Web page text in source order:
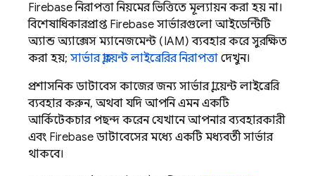
Firebaseনিরাপত্তা নিয়মের ভিত্তিতে মূল্যায়ন করা হয় না।
বিশেষাধিকারপ্রাপ্ত Firebase সার্ভারগুলো আইডেন্টিটি
অ্যান্ড অ্যাক্সেস ম্যানেজমেন্ট (IAM) ব্যবহার করে সুরক্ষিত
করা হয়; সার্ভার ক্লায়েন্ট লাইব্রেরির নিরাপত্তা দেখুন।
প্রশাসনিক ডাটাবেস কাজের জন্য সার্ভার ক্লায়েন্ট লাইব্রেরি
ব্যবহার করুন, অথবা যদি আপনি এমন একটি
আর্কিটেকচার পছন্দ করেন যেখানে আপনার ব্যবহারকারী
এবং Firebase ডাটাবেসের মধ্যে একটি মধ্যবর্তী সার্ভার
থাকবে।